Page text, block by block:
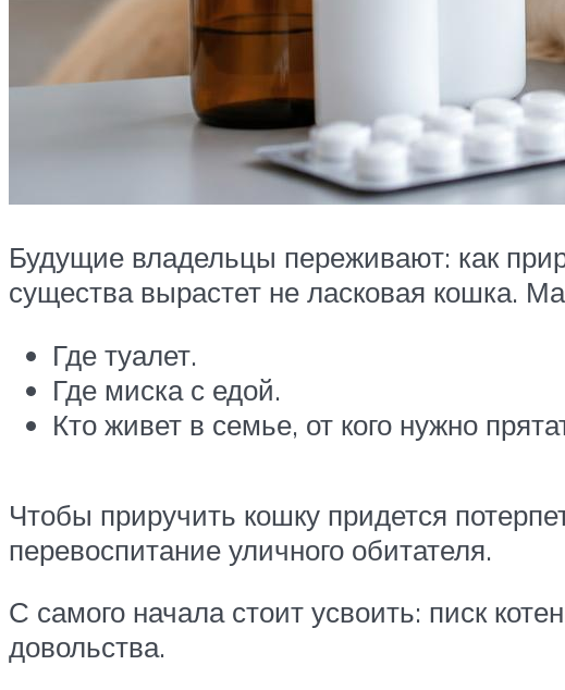
Будущие владельцы переживают: как
существа вырастет не ласковая кошка.
Где туалет.
Где миска с едой.
Кто живет в семье, от кого нужно
Чтобы приручить кошку придется
перевоспитание уличного обитателя.
С самого начала стоит усвоить: писк
довольства.